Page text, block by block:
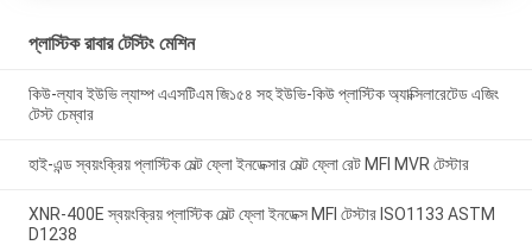
প্লাস্টিক রাবার টেস্টিং মেশিন
কিউ-ল্যাব ইউভি ল্যাম্প এএসটিএম জি১৫৪ সহ ইউভি-কিউ প্লাস্টিক অ্যাক্সিলারেটেড এজিং
টেস্ট চেম্বার
হাই-এন্ড স্বয়ংক্রিয় প্লাস্টিক মেল্ট ফ্লো ইনডেক্সার মেল্ট ফ্লো রেট MFI MVR টেস্টার
XNR-400E স্বয়ংক্রিয় প্লাস্টিক মেল্ট ফ্লো ইনডেক্স MFI টেস্টার ISO1133 ASTM
D1238